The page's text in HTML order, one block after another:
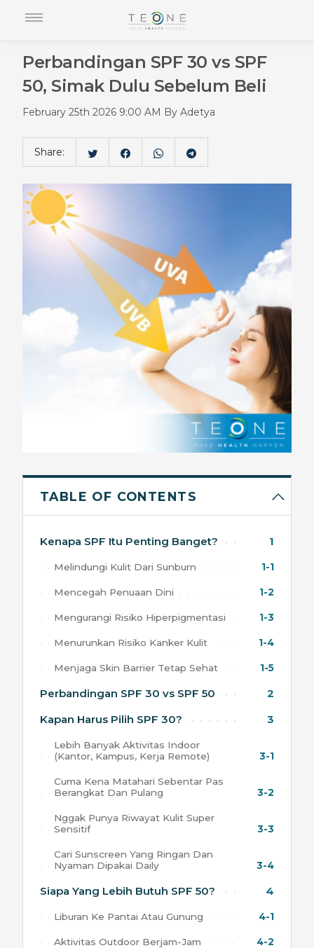
Perbandingan SPF 30 vs SPF
50, Simak Dulu Sebelum Beli
February 25th 2026 9:00 AM By Adetya
Share:
TABLE OF CONTENTS
Kenapa SPF Itu Penting Banget? 1
Melindungi Kulit Dari Sunburn 1-1
Mencegah Penuaan Dini 1-2
Mengurangi Risiko Hiperpigmentasi 1-3
Menurunkan Risiko Kanker Kulit 1-4
Menjaga Skin Barrier Tetap Sehat 1-5
Perbandingan SPF 30 vs SPF 50
2
Kapan Harus Pilih SPF 30?
3
Lebih Banyak Aktivitas Indoor
(Kantor, Kampus, Kerja Remote)
3-1
Cuma Kena Matahari Sebentar Pas
Berangkat Dan Pulang
3-2
Nggak Punya Riwayat Kulit Super
Sensitif
3-3
Cari Sunscreen Yang Ringan Dan
Nyaman Dipakai Daily
3-4
Siapa Yang Lebih Butuh SPF 50? 4
Liburan Ke Pantai Atau Gunung 4-1
Aktivitas Outdoor Berjam-Jam 4-2